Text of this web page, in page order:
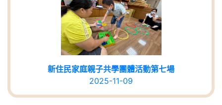
新住民家庭親子共學團體活動第七場
2025-11-09